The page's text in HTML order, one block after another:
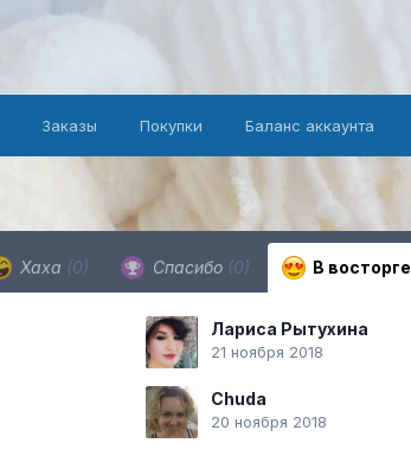
Заказы Покупки Баланс аккаунта
Хаха (0) Спасибо (0) В восторге
Лариса Рытухина
21 ноября 2018
Chuda
20 ноября 2018